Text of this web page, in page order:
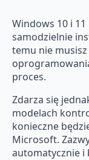
Windows 10 i 11
samodzielnie
temu nie
proces.
Zdarza się
modelach
konieczne
Microsoft.
automatycznie i